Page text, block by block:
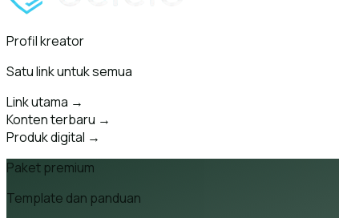
Profil kreator
Satu link untuk semua
Link utama →
Konten terbaru →
Produk digital →
Paket premium
Template dan panduan